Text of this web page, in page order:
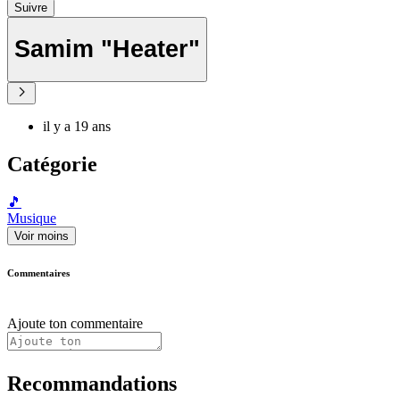
Suivre
Samim "Heater"
il y a 19 ans
Catégorie
🎵
Musique
Voir moins
Commentaires
Ajoute ton commentaire
Recommandations